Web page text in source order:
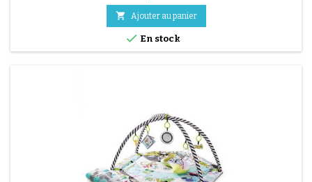
 Ajouter au panier
 En stock